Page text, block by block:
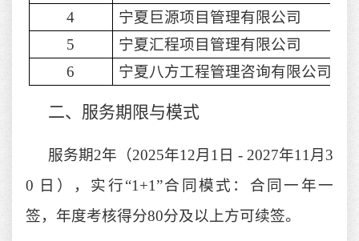
4
宁夏巨源项目管理有限公司
5
宁夏汇程项目管理有限公司
6
宁夏八方工程管理咨询有限公司
二、服务期限与模式
服务期2年（2025年12月1日 - 2027年11月3
0 日），实行“1+1”合同模式：合同一年一
签，年度考核得分80分及以上方可续签。